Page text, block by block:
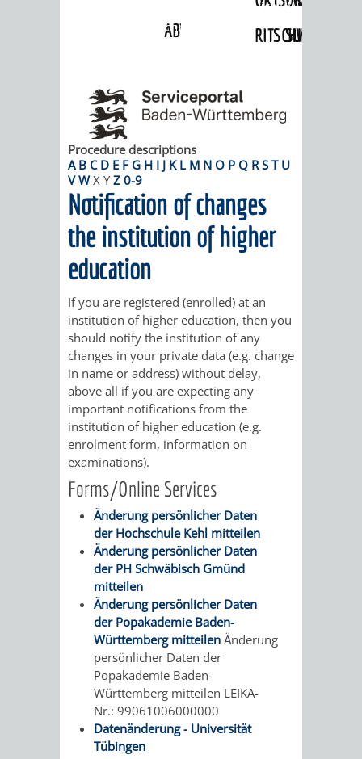
ABWASSERBESEITIGUNG
115
BERATUNG
UND
HILFE
KINDER
UND
JUGENDLICHE
SENIOREN
BETREUUNG
UND
PFLEGE
BERATUNG
UND
HILFE
MENSCHEN
MIT
BEHINDERUNG
MENSCHEN
MIT
DEMENZ
MIGRANTEN
FLÜCHTLINGE
BAUHERREN
BAUHERRENBERATUNG
GRUNDSTÜCKSWERTERMITTLUNG
DENKMALSCHUTZ
AUFGABEN
DER
UNTEREN
DENKMALSCHUTZBEHÖRDE
STEUERVORTEILE
SATZUNGEN
IM
VERKAUF
STÄDTISCHER
BAUPLÄTZE
VERKAUF
RITSCHWEIER
SULZBACH
UND
BEIRÄTE
FÜR
TECHNIK,
UMWELT
UND
STADTENTWICKLUNG
BERATUNGSERGEBNISSE
UND
JUGENDBEIRAT
TAGESORDNUNG
/
SITZUNGSUNTERLAGEN
UMLEGUNGSAUSSCHUSS
AUSSCHÜSSE
TAGESORDNUNG
PROJEKTE
ABGEORDNETE
RATHAUS
BÜRGERMEISTER
/
ÄMTER
Dienstleistungen Service BW
Verfahrensbeschreibung
Procedure descriptions
A B C D E F G H I J K L M N O P Q R S T U
V W X Y Z 0-9
Notification of changes
the institution of higher
education
If you are registered (enrolled) at an
institution of higher education, then you
should notify the institution of any
changes in your private data (e.g. change
in name or address) without delay,
above all if you are expecting any
important notifications from the
institution of higher education (e.g.
enrolment form, information on
examinations).
Forms/Online Services
Änderung persönlicher Daten
der Hochschule Kehl mitteilen
Änderung persönlicher Daten
der PH Schwäbisch Gmünd
mitteilen
Änderung persönlicher Daten
der Popakademie Baden-
Württemberg mitteilen Änderung
persönlicher Daten der
Popakademie Baden-
Württemberg mitteilen LEIKA-
Nr.: 99061006000000
Datenänderung - Universität
Tübingen